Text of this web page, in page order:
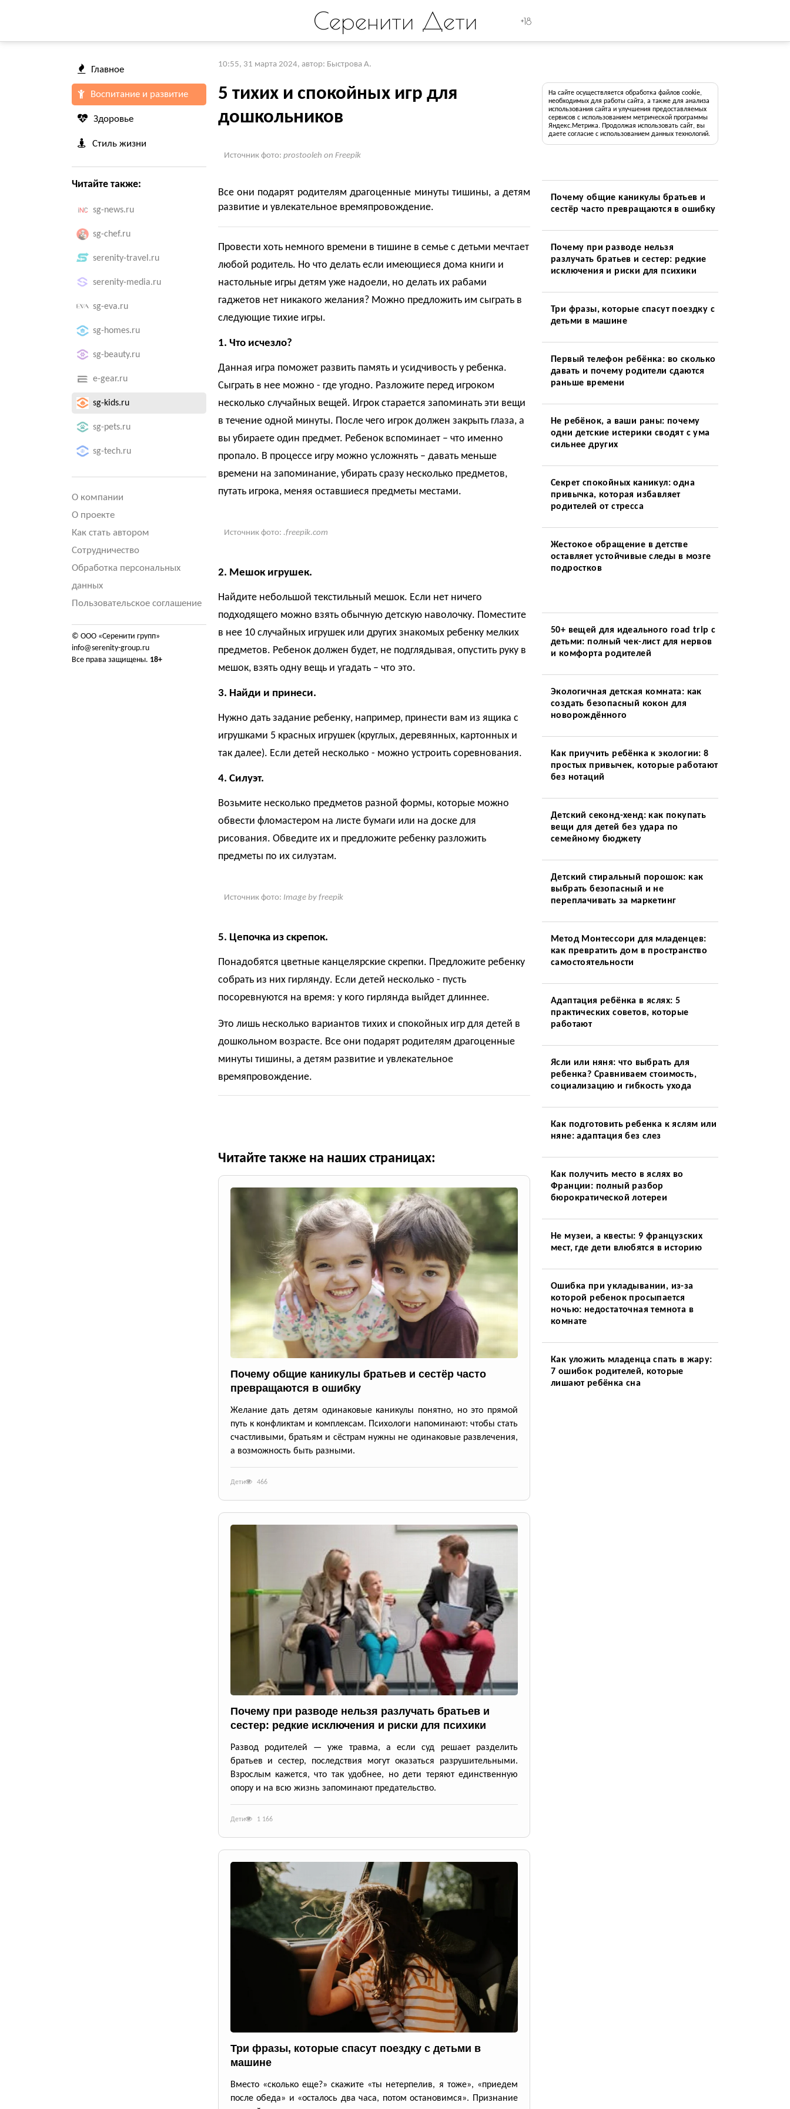
Серенити Дети +18
Главное
Воспитание и развитие
Здоровье
Стиль жизни
Читайте также:
sg-news.ru
sg-chef.ru
serenity-travel.ru
serenity-media.ru
sg-eva.ru
sg-homes.ru
sg-beauty.ru
e-gear.ru
sg-kids.ru
sg-pets.ru
sg-tech.ru
О компании
О проекте
Как стать автором
Сотрудничество
Обработка персональных
данных
Пользовательское соглашение
© ООО «Серенити групп»
info@serenity-group.ru
Все права защищены. 18+
10:55, 31 марта 2024, автор: Быстрова А.
5 тихих и спокойных игр для
дошкольников
Источник фото: prostooleh on Freepik
Все они подарят родителям драгоценные минуты тишины, а детям
развитие и увлекательное времяпровождение.
Провести хоть немного времени в тишине в семье с детьми мечтает
любой родитель. Но что делать если имеющиеся дома книги и
настольные игры детям уже надоели, но делать их рабами
гаджетов нет никакого желания? Можно предложить им сыграть в
следующие тихие игры.
1. Что исчезло?
Данная игра поможет развить память и усидчивость у ребенка.
Сыграть в нее можно - где угодно. Разложите перед игроком
несколько случайных вещей. Игрок старается запоминать эти вещи
в течение одной минуты. После чего игрок должен закрыть глаза, а
вы убираете один предмет. Ребенок вспоминает – что именно
пропало. В процессе игру можно усложнять – давать меньше
времени на запоминание, убирать сразу несколько предметов,
путать игрока, меняя оставшиеся предметы местами.
Источник фото: .freepik.com
2. Мешок игрушек.
Найдите небольшой текстильный мешок. Если нет ничего
подходящего можно взять обычную детскую наволочку. Поместите
в нее 10 случайных игрушек или других знакомых ребенку мелких
предметов. Ребенок должен будет, не подглядывая, опустить руку в
мешок, взять одну вещь и угадать – что это.
3. Найди и принеси.
Нужно дать задание ребенку, например, принести вам из ящика с
игрушками 5 красных игрушек (круглых, деревянных, картонных и
так далее). Если детей несколько - можно устроить соревнования.
4. Силуэт.
Возьмите несколько предметов разной формы, которые можно
обвести фломастером на листе бумаги или на доске для
рисования. Обведите их и предложите ребенку разложить
предметы по их силуэтам.
Источник фото: Image by freepik
5. Цепочка из скрепок.
Понадобятся цветные канцелярские скрепки. Предложите ребенку
собрать из них гирлянду. Если детей несколько - пусть
посоревнуются на время: у кого гирлянда выйдет длиннее.
Это лишь несколько вариантов тихих и спокойных игр для детей в
дошкольном возрасте. Все они подарят родителям драгоценные
минуты тишины, а детям развитие и увлекательное
времяпровождение.
Читайте также на наших страницах:
Почему общие каникулы братьев и сестёр часто
превращаются в ошибку
Желание дать детям одинаковые каникулы понятно, но это прямой
путь к конфликтам и комплексам. Психологи напоминают: чтобы стать
счастливыми, братьям и сёстрам нужны не одинаковые развлечения,
а возможность быть разными.
Дети 466
Почему при разводе нельзя разлучать братьев и
сестер: редкие исключения и риски для психики
Развод родителей — уже травма, а если суд решает разделить
братьев и сестер, последствия могут оказаться разрушительными.
Взрослым кажется, что так удобнее, но дети теряют единственную
опору и на всю жизнь запоминают предательство.
Дети 1 166
Три фразы, которые спасут поездку с детьми в
машине
Вместо «сколько еще?» скажите «ты нетерпелив, я тоже», «приедем
после обеда» и «осталось два часа, потом остановимся». Признание
На сайте осуществляется обработка файлов cookie,
необходимых для работы сайта, а также для анализа
использования сайта и улучшения предоставляемых
сервисов с использованием метрической программы
Яндекс.Метрика. Продолжая использовать сайт, вы
даете согласие с использованием данных технологий.
Почему общие каникулы братьев и
сестёр часто превращаются в ошибку
Почему при разводе нельзя
разлучать братьев и сестер: редкие
исключения и риски для психики
Три фразы, которые спасут поездку с
детьми в машине
Первый телефон ребёнка: во сколько
давать и почему родители сдаются
раньше времени
Не ребёнок, а ваши раны: почему
одни детские истерики сводят с ума
сильнее других
Секрет спокойных каникул: одна
привычка, которая избавляет
родителей от стресса
Жестокое обращение в детстве
оставляет устойчивые следы в мозге
подростков
50+ вещей для идеального road trip с
детьми: полный чек-лист для нервов
и комфорта родителей
Экологичная детская комната: как
создать безопасный кокон для
новорождённого
Как приучить ребёнка к экологии: 8
простых привычек, которые работают
без нотаций
Детский секонд-хенд: как покупать
вещи для детей без удара по
семейному бюджету
Детский стиральный порошок: как
выбрать безопасный и не
переплачивать за маркетинг
Метод Монтессори для младенцев:
как превратить дом в пространство
самостоятельности
Адаптация ребёнка в яслях: 5
практических советов, которые
работают
Ясли или няня: что выбрать для
ребенка? Сравниваем стоимость,
социализацию и гибкость ухода
Как подготовить ребенка к яслям или
няне: адаптация без слез
Как получить место в яслях во
Франции: полный разбор
бюрократической лотереи
Не музеи, а квесты: 9 французских
мест, где дети влюбятся в историю
Ошибка при укладывании, из-за
которой ребенок просыпается
ночью: недостаточная темнота в
комнате
Как уложить младенца спать в жару:
7 ошибок родителей, которые
лишают ребёнка сна